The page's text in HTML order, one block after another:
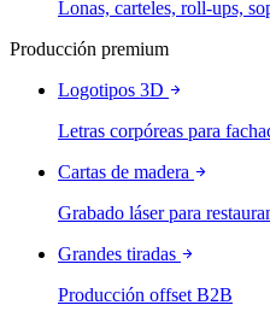
Lonas, carteles, roll-ups,
Producción premium
Logotipos 3D
Letras corpóreas para
Cartas de madera
Grabado láser para
Grandes tiradas
Producción offset B2B